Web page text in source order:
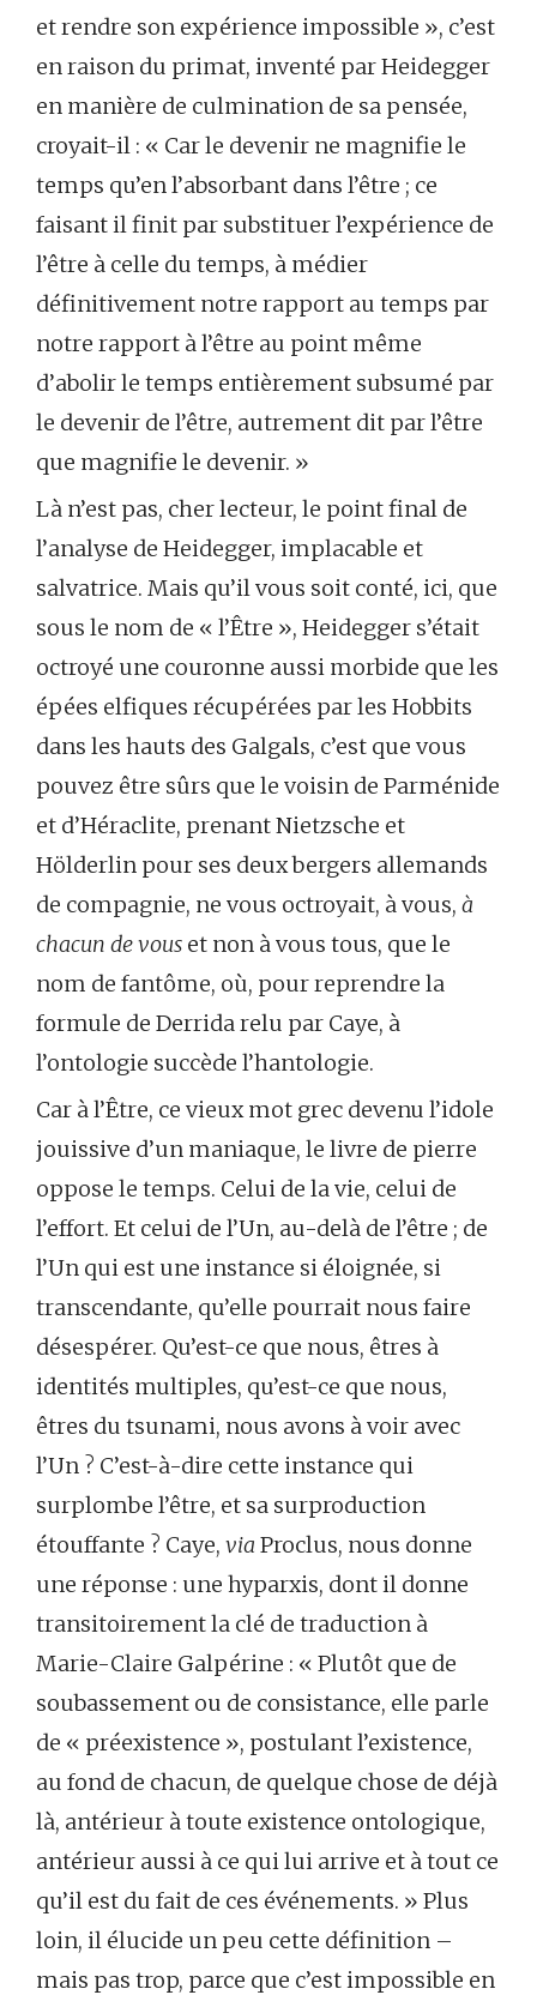
et rendre son expérience impossible », c’est
en raison du primat, inventé par Heidegger
en manière de culmination de sa pensée,
croyait-il : « Car le devenir ne magnifie le
temps qu’en l’absorbant dans l’être ; ce
faisant il finit par substituer l’expérience de
l’être à celle du temps, à médier
définitivement notre rapport au temps par
notre rapport à l’être au point même
d’abolir le temps entièrement subsumé par
le devenir de l’être, autrement dit par l’être
que magnifie le devenir. »
Là n’est pas, cher lecteur, le point final de
l’analyse de Heidegger, implacable et
salvatrice. Mais qu’il vous soit conté, ici, que
sous le nom de « l’Être », Heidegger s’était
octroyé une couronne aussi morbide que les
épées elfiques récupérées par les Hobbits
dans les hauts des Galgals, c’est que vous
pouvez être sûrs que le voisin de Parménide
et d’Héraclite, prenant Nietzsche et
Hölderlin pour ses deux bergers allemands
de compagnie, ne vous octroyait, à vous, à
chacun de vous et non à vous tous, que le
nom de fantôme, où, pour reprendre la
formule de Derrida relu par Caye, à
l’ontologie succède l’hantologie.
Car à l’Être, ce vieux mot grec devenu l’idole
jouissive d’un maniaque, le livre de pierre
oppose le temps. Celui de la vie, celui de
l’effort. Et celui de l’Un, au-delà de l’être ; de
l’Un qui est une instance si éloignée, si
transcendante, qu’elle pourrait nous faire
désespérer. Qu’est-ce que nous, êtres à
identités multiples, qu’est-ce que nous,
êtres du tsunami, nous avons à voir avec
l’Un ? C’est-à-dire cette instance qui
surplombe l’être, et sa surproduction
étouffante ? Caye, via Proclus, nous donne
une réponse : une hyparxis, dont il donne
transitoirement la clé de traduction à
Marie-Claire Galpérine : « Plutôt que de
soubassement ou de consistance, elle parle
de « préexistence », postulant l’existence,
au fond de chacun, de quelque chose de déjà
là, antérieur à toute existence ontologique,
antérieur aussi à ce qui lui arrive et à tout ce
qu’il est du fait de ces événements. » Plus
loin, il élucide un peu cette définition –
mais pas trop, parce que c’est impossible en